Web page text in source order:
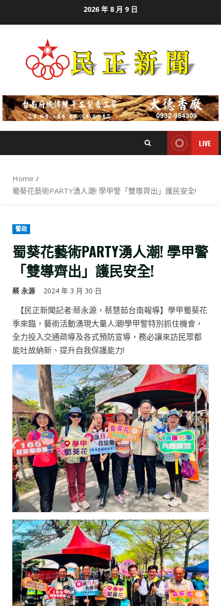
2026 年 8 月 9 日
LIVE
Home
蜀葵花藝術PARTY湧人潮! 學甲警「雙導齊出」護民安全!
警政
蜀葵花藝術PARTY湧人潮! 學甲警
「雙導齊出」護民安全!
蔡 永源 2024 年 3 月 30 日
【民正新聞記者:蔡永源，蔡慧茹台南報導】學甲蜀葵花
季來臨，藝術活動湧現大量人潮!學甲警特別抓住機會，
全力投入交通疏導及各式預防宣導，務必讓來訪民眾都
能吐故納新、提升自我保護能力!